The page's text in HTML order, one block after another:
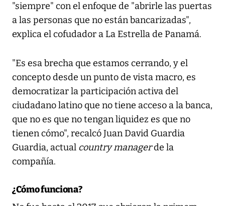
"siempre" con el enfoque de "abrirle las puertas
a las personas que no están bancarizadas",
explica el cofudador aLa Estrella de Panamá.
"Es esa brecha que estamos cerrando, y el
concepto desde un punto de vista macro, es
democratizar la participación activa del
ciudadano latino que no tiene acceso a la banca,
que no es que no tengan liquidez es que no
tienen cómo", recalcó Juan David Guardia
Guardia, actual country managerde la
compañía.
¿Cómo funciona?